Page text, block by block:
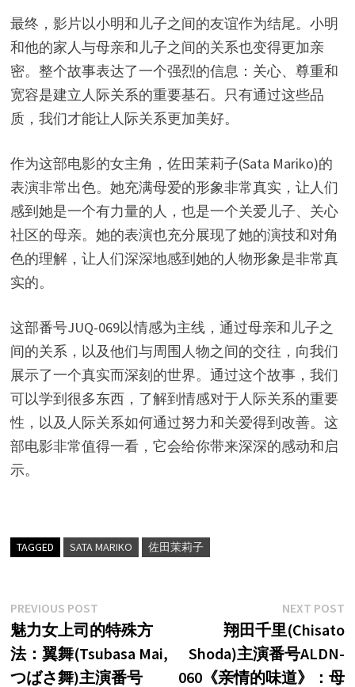
最终，影片以小明和儿子之间的友谊作为结尾。小明
和他的家人与母亲和儿子之间的关系也变得更加亲
密。整个故事表达了一个强烈的信息：关心、尊重和
宽容是建立人际关系的重要基石。只有通过这些品
质，我们才能让人际关系更加美好。
作为这部电影的女主角，佐田茉莉子(Sata Mariko)的
表演非常出色。她充满母爱的形象非常真实，让人们
感到她是一个有力量的人，也是一个关爱儿子、关心
社区的母亲。她的表演也充分展现了她的演技和对角
色的理解，让人们深深地感到她的人物形象是非常真
实的。
这部番号JUQ-069以情感为主线，通过母亲和儿子之
间的关系，以及他们与周围人物之间的交往，向我们
展示了一个真实而深刻的世界。通过这个故事，我们
可以学到很多东西，了解到情感对于人际关系的重要
性，以及人际关系如何通过努力和关爱得到改善。这
部电影非常值得一看，它会给你带来深深的感动和启
示。
TAGGED SATA MARIKO 佐田茉莉子
文
章
导
PREVIOUS POSTPrevious
post:
魅力女上司的特殊方
法：翼舞(Tsubasa Mai,
つばさ舞)主演番号
NEXT POST
翔田千里(Chisato
Shoda)主演番号ALDN-
060《亲情的味道》：母